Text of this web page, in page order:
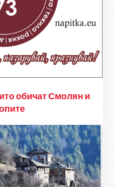
обичат Смолян и